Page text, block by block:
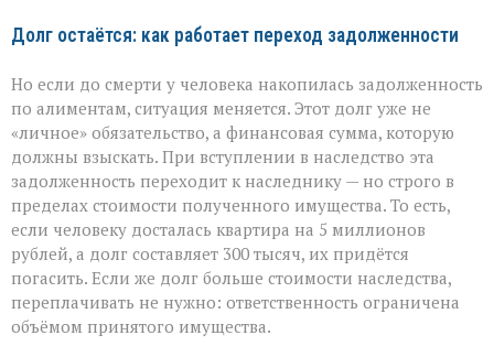
Долг остаётся: как работает переход задолженности
Но если до смерти у человека накопилась задолженность
по алиментам, ситуация меняется. Этот долг уже не
«личное» обязательство, а финансовая сумма, которую
должны взыскать. При вступлении в наследство эта
задолженность переходит к наследнику — но строго в
пределах стоимости полученного имущества. То есть,
если человеку досталась квартира на 5 миллионов
рублей, а долг составляет 300 тысяч, их придётся
погасить. Если же долг больше стоимости наследства,
переплачивать не нужно: ответственность ограничена
объёмом принятого имущества.